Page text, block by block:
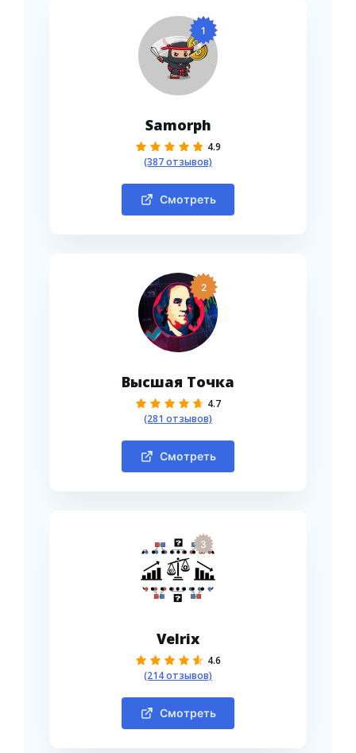
1
Samorph
4.9
(387 отзывов)
Смотреть
2
Высшая Точка
4.7
(281 отзывов)
Смотреть
3
Velrix
4.6
(214 отзывов)
Смотреть